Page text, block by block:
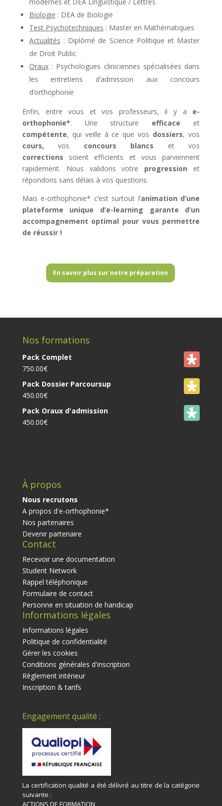
Biologie : DEA de Biologie
Test Psychotechniques : Master en Mathématiques
Actualités : Diplômé de Science Politique et Master
de Droit Public
Oraux: Psychologues cliniciennes spécialisées dans
les entretiens d’admission aux concours
d’orthophonie
Enfin, entre vous et vos professeurs, il y a e-
orthophonie*. Une structure efficace et
compétente, qui veille à ce que vos dossiers, vos
cours,vos concours blancs et vos
corrections
soient efficients et vous parviennent
rapidement. Nous validons votre progression et
répondons sans délais à vos questions.
Mais e-orthophonie* c’est surtout l’animation d’une
plateforme unique d’e-learning garante d’un
accompagnement optimal pour vous permettre
de réussir !
En savoir plus sur notre préparation
Nos formations
Pack Complet
750.00€
Pack Dossier Parcoursup
450.00€
Pack Oraux d'admission
450.00€
À propos
Nous recrutons
A propos d'e-orthophonie*
Nos partenaires
Devenir partenaire
Contact
Recevoir une documentation
Student Network
Rappel téléphonique
Formulaire de contact
Personne en situation de handicap
Informations légales
Informations légales
Politique de confidentialité
Gérer les cookies
Conditions générales d'inscription
Règlement intérieur
Inscription & tarifs
Engagement qualité :
La certification qualité a été délivré au titre de la catégorie
suivante :
ACTIONS DE FORMATION